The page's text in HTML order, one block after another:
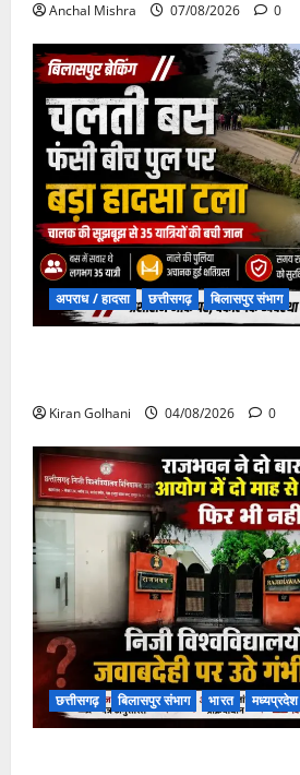
Anchal Mishra 07/08/2026 0
अपराध / हादसा छत्तीसगढ़ बिलासपुर संभाग
Kiran Golhani 04/08/2026 0
छत्तीसगढ़ बिलासपुर संभाग भारत मध्यप्रदेश